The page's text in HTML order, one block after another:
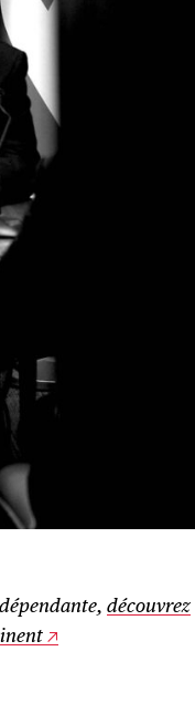
découvrez